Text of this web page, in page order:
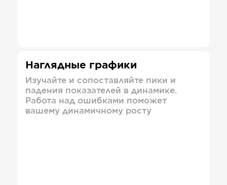
Наглядные графики
Изучайте и сопоставляйте пики и
падения показателей в динамике.
Работа над ошибками поможет
вашему динамичному росту